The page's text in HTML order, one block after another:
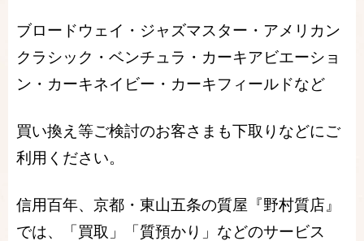
ブロードウェイ・ジャズマスター・アメリカン
クラシック・ベンチュラ・カーキアビエーショ
ン・カーキネイビー・カーキフィールドなど
買い換え等ご検討のお客さまも下取りなどにご
利用ください。
信用百年、京都・東山五条の質屋『野村質店』
では、「買取」「質預かり」などのサービス